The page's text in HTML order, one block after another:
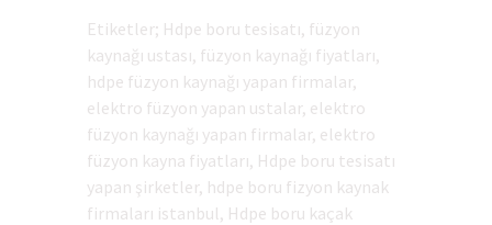
Etiketler; Hdpe boru tesisatı, füzyon
kaynağı ustası, füzyon kaynağı fiyatları,
hdpe füzyon kaynağı yapan firmalar,
elektro füzyon yapan ustalar, elektro
füzyon kaynağı yapan firmalar, elektro
füzyon kayna fiyatları, Hdpe boru tesisatı
yapan şirketler, hdpe boru fizyon kaynak
firmaları istanbul, Hdpe boru kaçak